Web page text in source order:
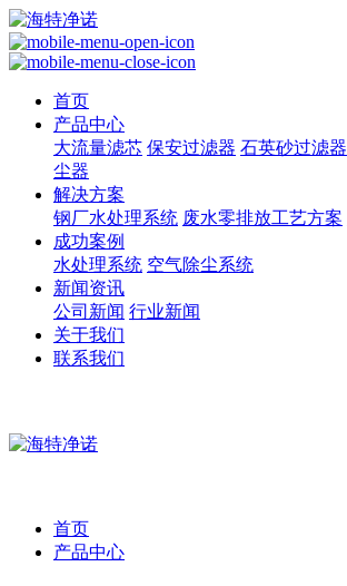
首页
产品中心
大流量滤芯 保安过滤器 石英砂过滤器
尘器
解决方案
钢厂水处理系统 废水零排放工艺方案
成功案例
水处理系统 空气除尘系统
新闻资讯
公司新闻 行业新闻
关于我们
联系我们
首页
产品中心